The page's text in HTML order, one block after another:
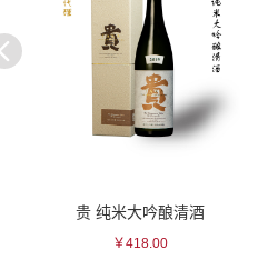
贵 纯米大吟酿清酒
￥418.00